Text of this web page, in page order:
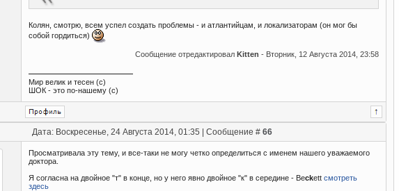
Колян, смотрю, всем успел создать проблемы - и атлантийцам, и локализаторам (он мог бы
собой гордиться)
Сообщение отредактировал Kitten - Вторник, 12 Августа 2014, 23:58
Мир велик и тесен (с)
ШОК - это по-нашему (с)
Дата: Воскресенье, 24 Августа 2014, 01:35 | Сообщение # 66
Просматривала эту тему, и все-таки не могу четко определиться с именем нашего уважаемого
доктора.
Я согласна на двойное "т" в конце, но у него явно двойное "к" в середине - Beckett смотреть
здесь